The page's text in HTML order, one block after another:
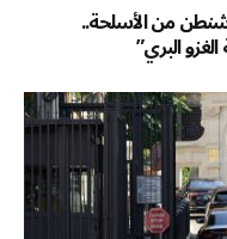
من الأسلحة..
البري”